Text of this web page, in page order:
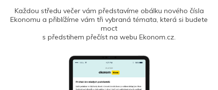
Každou středu večer vám představíme obálku nového čísla
Ekonomu a přiblížíme vám tři vybraná témata, která si budete
moct
s předstihem přečíst na webu Ekonom.cz.